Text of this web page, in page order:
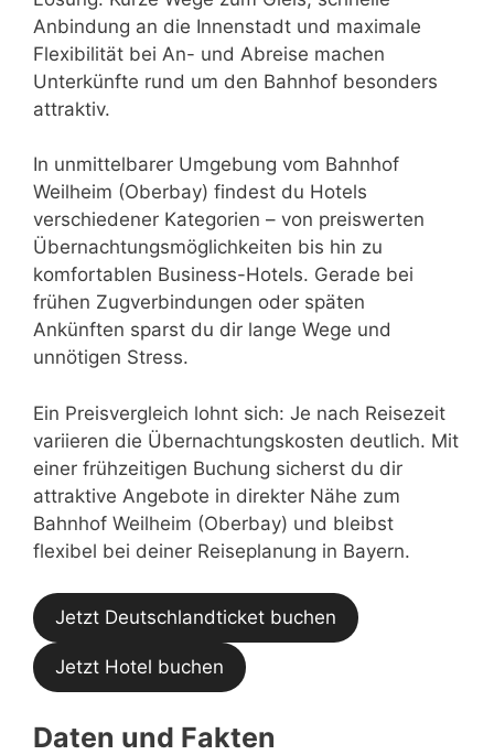
Anbindung an die Innenstadt und maximale
Flexibilität bei An- und Abreise machen
Unterkünfte rund um den Bahnhof besonders
attraktiv.
In unmittelbarer Umgebung vom Bahnhof
Weilheim (Oberbay) findest du Hotels
verschiedener Kategorien – von preiswerten
Übernachtungsmöglichkeiten bis hin zu
komfortablen Business-Hotels. Gerade bei
frühen Zugverbindungen oder späten
Ankünften sparst du dir lange Wege und
unnötigen Stress.
Ein Preisvergleich lohnt sich: Je nach Reisezeit
variieren die Übernachtungskosten deutlich. Mit
einer frühzeitigen Buchung sicherst du dir
attraktive Angebote in direkter Nähe zum
Bahnhof Weilheim (Oberbay) und bleibst
flexibel bei deiner Reiseplanung in Bayern.
Jetzt Deutschlandticket buchen
Jetzt Hotel buchen
Daten und Fakten